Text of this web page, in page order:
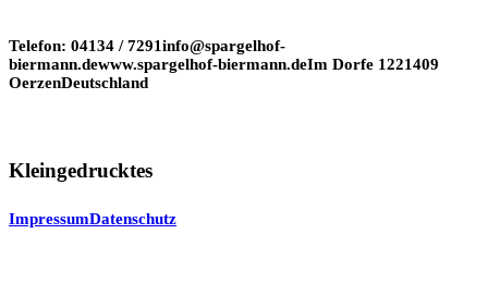
Telefon: 04134 / 7291info@spargelhof-
biermann.dewww.spargelhof-biermann.deIm Dorfe 1221409
OerzenDeutschland
Kleingedrucktes
ImpressumDatenschutz